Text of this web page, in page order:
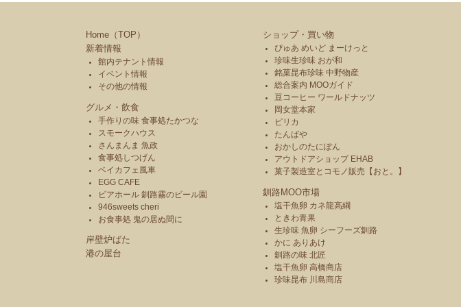
Home（TOP）
新着情報
館内テナント情報
イベント情報
その他の情報
グルメ・飲食
手作りの味 食事処たかつな
スモークハウス
さんまんま 魚政
食事処しつげん
ベイカフェ風車
EGG CAFE
ビアホール 釧路霧のビール園
946sweets cheri
お食事処 鬼の居ぬ間に
岸壁炉ばた
港の屋台
ショップ・買い物
ぴゅあ めいど まーけっと
珍味生珍味 おが和
銘菓昆布珍味 中野物産
総合案内 MOOガイド
豆コーヒー ワールドナッツ
岡女堂本家
ピリカ
たんばや
おかしのたにぽん
アウトドアショップ EHAB
菓子製造室とコモノ販売【おと。】
釧路MOO市場
塩干魚卵 カネ龍高綱
ときわ青果
生珍味 魚卵 シーフーズ釧路
かに ありあけ
釧路の味 北匠
塩干魚卵 高橋商店
珍味昆布 川島商店